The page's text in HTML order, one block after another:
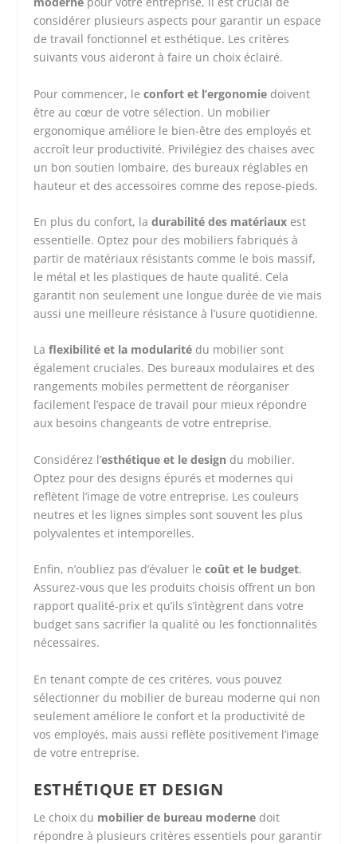
considérer plusieurs aspects pour garantir un espace
de travail fonctionnel et esthétique. Les critères
suivants vous aideront à faire un choix éclairé.
Pour commencer, leconfort et l’ergonomie doivent
être au cœur de votre sélection. Un mobilier
ergonomique améliore le bien-être des employés et
accroît leur productivité. Privilégiez des chaises avec
un bon soutien lombaire, des bureaux réglables en
hauteur et des accessoires comme des repose-pieds.
En plus du confort, ladurabilité des matériaux est
essentielle. Optez pour des mobiliers fabriqués à
partir de matériaux résistants comme le bois massif,
le métal et les plastiques de haute qualité. Cela
garantit non seulement une longue durée de vie mais
aussi une meilleure résistance à l’usure quotidienne.
Laflexibilité et la modularité du mobilier sont
également cruciales. Des bureaux modulaires et des
rangements mobiles permettent de réorganiser
facilement l’espace de travail pour mieux répondre
aux besoins changeants de votre entreprise.
Considérez l’esthétique et le design du mobilier.
Optez pour des designs épurés et modernes qui
reflètent l’image de votre entreprise. Les couleurs
neutres et les lignes simples sont souvent les plus
polyvalentes et intemporelles.
Enfin, n’oubliez pas d’évaluer lecoût et le budget.
Assurez-vous que les produits choisis offrent un bon
rapport qualité-prix et qu’ils s’intègrent dans votre
budget sans sacrifier la qualité ou les fonctionnalités
nécessaires.
En tenant compte de ces critères, vous pouvez
sélectionner du mobilier de bureau moderne qui non
seulement améliore le confort et la productivité de
vos employés, mais aussi reflète positivement l’image
de votre entreprise.
ESTHÉTIQUE ET DESIGN
Le choix du mobilier de bureau moderne doit
répondre à plusieurs critères essentiels pour garantir